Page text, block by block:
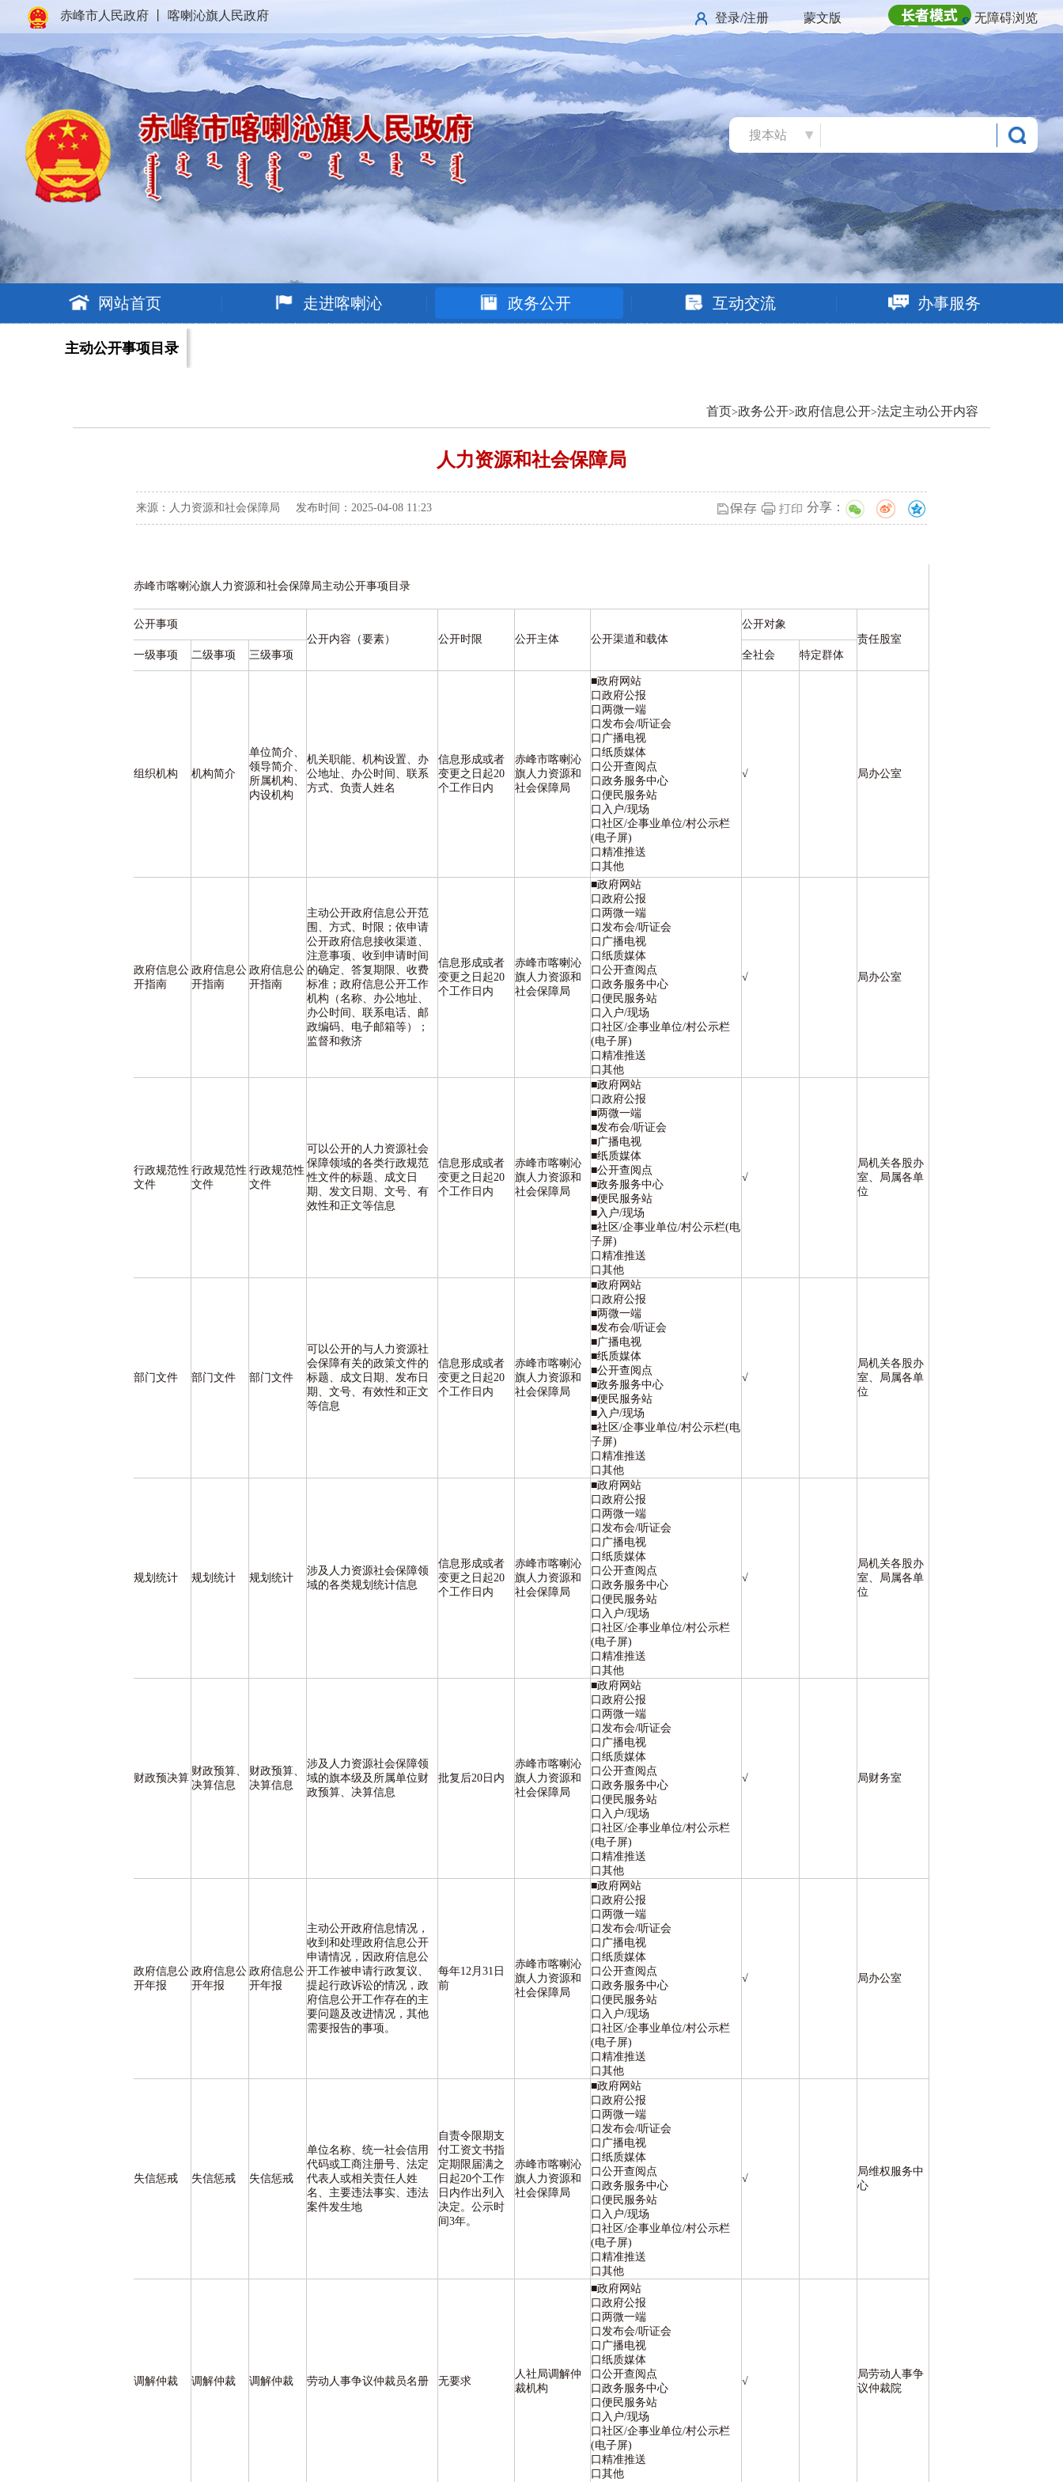
赤峰市人民政府 喀喇沁旗人民政府 登录/注册 蒙文版 无障碍浏览
搜本站
网站首页 走进喀喇沁 政务公开 互动交流 办事服务
主动公开事项目录
首页>政务公开>政府信息公开>法定主动公开内容
人力资源和社会保障局
来源：人力资源和社会保障局 发布时间：2025-04-08 11:23 分享：
赤峰市喀喇沁旗人力资源和社会保障局主动公开事项目录
公开事项
公开内容（要素）
公开时限 公开主体 公开渠道和载体
公开对象
责任股室
一级事项
二级事项 三级事项 全社会 特定群体
组织机构 机构简介
单位简介、
领导简介、
所属机构、
内设机构
机关职能、机构设置、办
公地址、办公时间、联系
方式、负责人姓名
信息形成或者
变更之日起20
个工作日内
赤峰市喀喇沁
旗人力资源和
社会保障局
■政府网站
口政府公报
口两微一端
口发布会/听证会
口广播电视
口纸质媒体
口公开查阅点
口政务服务中心
口便民服务站
口入户/现场
口社区/企事业单位/村公示栏
(电子屏)
口精准推送
口其他
√ 局办公室
政府信息公
开指南
政府信息公
开指南
政府信息公
开指南
主动公开政府信息公开范
围、方式、时限；依申请
公开政府信息接收渠道、
注意事项、收到申请时间
的确定、答复期限、收费
标准；政府信息公开工作
机构（名称、办公地址、
办公时间、联系电话、邮
政编码、电子邮箱等）；
监督和救济
信息形成或者
变更之日起20
个工作日内
赤峰市喀喇沁
旗人力资源和
社会保障局
■政府网站
口政府公报
口两微一端
口发布会/听证会
口广播电视
口纸质媒体
口公开查阅点
口政务服务中心
口便民服务站
口入户/现场
口社区/企事业单位/村公示栏
(电子屏)
口精准推送
口其他
√ 局办公室
行政规范性
文件
行政规范性
文件
行政规范性
文件
可以公开的人力资源社会
保障领域的各类行政规范
性文件的标题、成文日
期、发文日期、文号、有
效性和正文等信息
信息形成或者
变更之日起20
个工作日内
赤峰市喀喇沁
旗人力资源和
社会保障局
■政府网站
口政府公报
■两微一端
■发布会/听证会
■广播电视
■纸质媒体
■公开查阅点
■政务服务中心
■便民服务站
■入户/现场
■社区/企事业单位/村公示栏(电
子屏)
口精准推送
口其他
√
局机关各股办
室、局属各单
位
部门文件 部门文件 部门文件
可以公开的与人力资源社
会保障有关的政策文件的
标题、成文日期、发布日
期、文号、有效性和正文
等信息
信息形成或者
变更之日起20
个工作日内
赤峰市喀喇沁
旗人力资源和
社会保障局
■政府网站
口政府公报
■两微一端
■发布会/听证会
■广播电视
■纸质媒体
■公开查阅点
■政务服务中心
■便民服务站
■入户/现场
■社区/企事业单位/村公示栏(电
子屏)
口精准推送
口其他
√
局机关各股办
室、局属各单
位
规划统计 规划统计 规划统计
涉及人力资源社会保障领
域的各类规划统计信息
信息形成或者
变更之日起20
个工作日内
赤峰市喀喇沁
旗人力资源和
社会保障局
■政府网站
口政府公报
口两微一端
口发布会/听证会
口广播电视
口纸质媒体
口公开查阅点
口政务服务中心
口便民服务站
口入户/现场
口社区/企事业单位/村公示栏
(电子屏)
口精准推送
口其他
√
局机关各股办
室、局属各单
位
财政预决算
财政预算、
决算信息
财政预算、
决算信息
涉及人力资源社会保障领
域的旗本级及所属单位财
政预算、决算信息
批复后20日内
赤峰市喀喇沁
旗人力资源和
社会保障局
■政府网站
口政府公报
口两微一端
口发布会/听证会
口广播电视
口纸质媒体
口公开查阅点
口政务服务中心
口便民服务站
口入户/现场
口社区/企事业单位/村公示栏
(电子屏)
口精准推送
口其他
√ 局财务室
政府信息公
开年报
政府信息公
开年报
政府信息公
开年报
主动公开政府信息情况，
收到和处理政府信息公开
申请情况，因政府信息公
开工作被申请行政复议、
提起行政诉讼的情况，政
府信息公开工作存在的主
要问题及改进情况，其他
需要报告的事项。
每年12月31日
前
赤峰市喀喇沁
旗人力资源和
社会保障局
■政府网站
口政府公报
口两微一端
口发布会/听证会
口广播电视
口纸质媒体
口公开查阅点
口政务服务中心
口便民服务站
口入户/现场
口社区/企事业单位/村公示栏
(电子屏)
口精准推送
口其他
√ 局办公室
失信惩戒 失信惩戒 失信惩戒
单位名称、统一社会信用
代码或工商注册号、法定
代表人或相关责任人姓
名、主要违法事实、违法
案件发生地
自责令限期支
付工资文书指
定期限届满之
日起20个工作
日内作出列入
决定。公示时
间3年。
赤峰市喀喇沁
旗人力资源和
社会保障局
■政府网站
口政府公报
口两微一端
口发布会/听证会
口广播电视
口纸质媒体
口公开查阅点
口政务服务中心
口便民服务站
口入户/现场
口社区/企事业单位/村公示栏
(电子屏)
口精准推送
口其他
√
局维权服务中
心
调解仲裁 调解仲裁 调解仲裁 劳动人事争议仲裁员名册 无要求
人社局调解仲
裁机构
■政府网站
口政府公报
口两微一端
口发布会/听证会
口广播电视
口纸质媒体
口公开查阅点
口政务服务中心
口便民服务站
口入户/现场
口社区/企事业单位/村公示栏
(电子屏)
口精准推送
口其他
√
局劳动人事争
议仲裁院